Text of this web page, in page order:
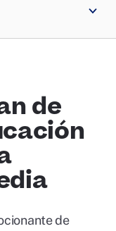
de
de